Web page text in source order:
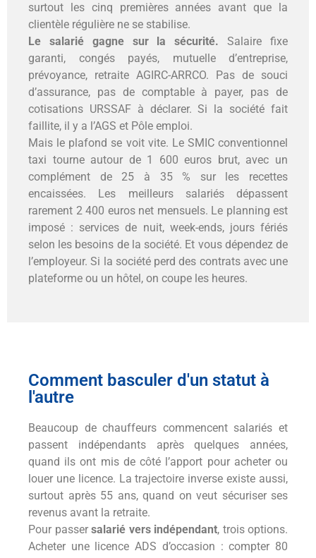
surtout les cinq premières années avant que la
clientèle régulière ne se stabilise.
Le salarié gagne sur la sécurité. Salaire fixe
garanti, congés payés, mutuelle d’entreprise,
prévoyance, retraite AGIRC-ARRCO. Pas de souci
d’assurance, pas de comptable à payer, pas de
cotisations URSSAF à déclarer. Si la société fait
faillite, il y a l’AGS et Pôle emploi.
Mais le plafond se voit vite. Le SMIC conventionnel
taxi tourne autour de 1 600 euros brut, avec un
complément de 25 à 35 % sur les recettes
encaissées. Les meilleurs salariés dépassent
rarement 2 400 euros net mensuels. Le planning est
imposé : services de nuit, week-ends, jours fériés
selon les besoins de la société. Et vous dépendez de
l’employeur. Si la société perd des contrats avec une
plateforme ou un hôtel, on coupe les heures.
Comment basculer d'un statut à
l'autre
Beaucoup de chauffeurs commencent salariés et
passent indépendants après quelques années,
quand ils ont mis de côté l’apport pour acheter ou
louer une licence. La trajectoire inverse existe aussi,
surtout après 55 ans, quand on veut sécuriser ses
revenus avant la retraite.
Pour passer salarié vers indépendant, trois options.
Acheter une licence ADS d’occasion : compter 80